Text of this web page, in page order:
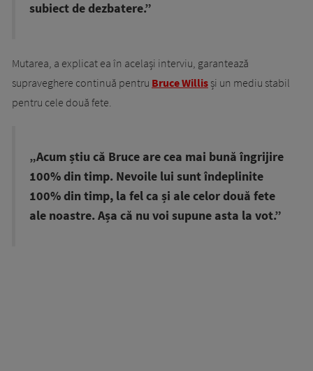
subiect de dezbatere.”
Mutarea, a explicat ea în același interviu, garantează
supraveghere continuă pentru Bruce Willisși un mediu stabil
pentru cele două fete.
„Acum știu că Bruce are cea mai bună îngrijire
100% din timp. Nevoile lui sunt îndeplinite
100% din timp, la fel ca și ale celor două fete
ale noastre. Așa că nu voi supune asta la vot.”